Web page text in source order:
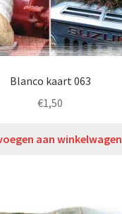
Blanco kaart 063
€1,50
aan winkelwagen